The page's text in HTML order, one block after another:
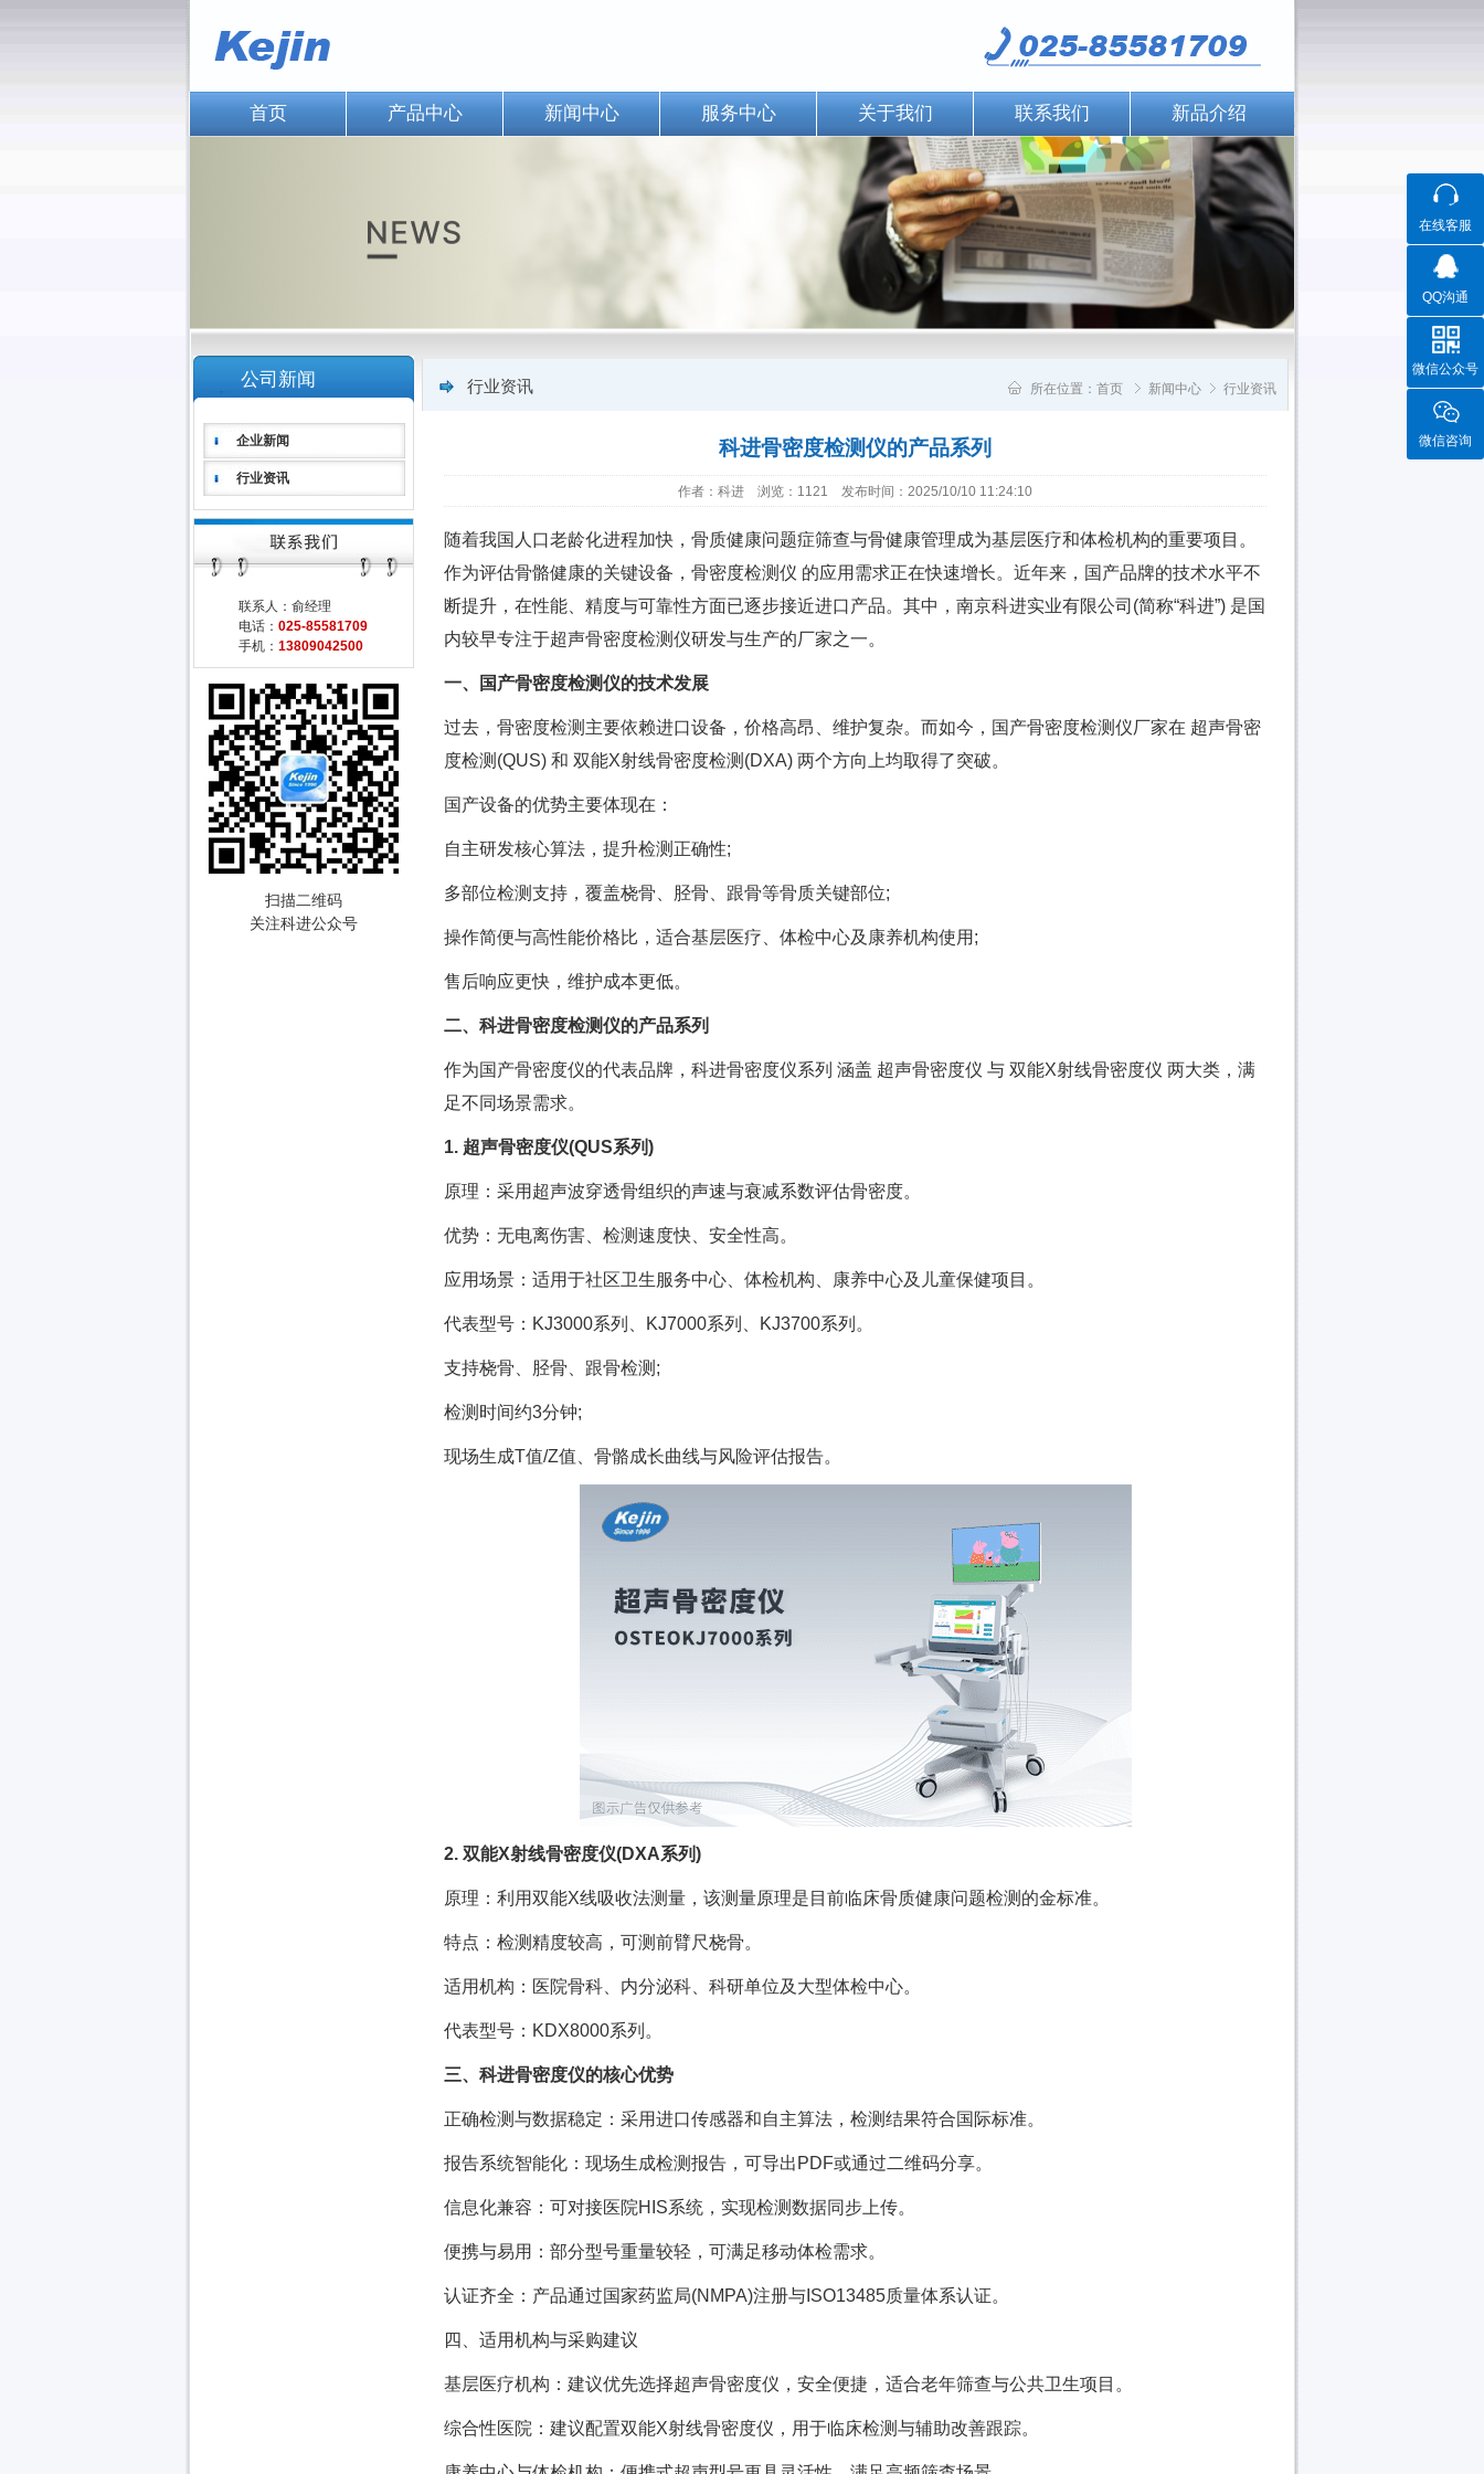
首页 产品中心 新闻中心 服务中心 关于我们 联系我们 新品介绍
公司新闻
企业新闻
行业资讯
联系人：俞经理
电话： 025-85581709
手机： 13809042500
扫描二维码
关注科进公众号
行业资讯 所在位置： 首页 新闻中心 行业资讯
科进骨密度检测仪的产品系列
作者：科进 浏览：1121 发布时间：2025/10/10 11:24:10
随着我国人口老龄化进程加快，骨质健康问题症筛查与骨健康管理成为基层医疗和体检机构的重要项目。
作为评估骨骼健康的关键设备，骨密度检测仪 的应用需求正在快速增长。近年来，国产品牌的技术水平不
断提升，在性能、精度与可靠性方面已逐步接近进口产品。其中，南京科进实业有限公司(简称“科进”) 是国
内较早专注于超声骨密度检测仪研发与生产的厂家之一。
一、国产骨密度检测仪的技术发展
过去，骨密度检测主要依赖进口设备，价格高昂、维护复杂。而如今，国产骨密度检测仪厂家在 超声骨密
度检测(QUS) 和 双能X射线骨密度检测(DXA) 两个方向上均取得了突破。
国产设备的优势主要体现在：
自主研发核心算法，提升检测正确性;
多部位检测支持，覆盖桡骨、胫骨、跟骨等骨质关键部位;
操作简便与高性能价格比，适合基层医疗、体检中心及康养机构使用;
售后响应更快，维护成本更低。
二、科进骨密度检测仪的产品系列
作为国产骨密度仪的代表品牌，科进骨密度仪系列 涵盖 超声骨密度仪 与 双能X射线骨密度仪 两大类，满
足不同场景需求。
1. 超声骨密度仪(QUS系列)
原理：采用超声波穿透骨组织的声速与衰减系数评估骨密度。
优势：无电离伤害、检测速度快、安全性高。
应用场景：适用于社区卫生服务中心、体检机构、康养中心及儿童保健项目。
代表型号：KJ3000系列、KJ7000系列、KJ3700系列。
支持桡骨、胫骨、跟骨检测;
检测时间约3分钟;
现场生成T值/Z值、骨骼成长曲线与风险评估报告。
2. 双能X射线骨密度仪(DXA系列)
原理：利用双能X线吸收法测量，该测量原理是目前临床骨质健康问题检测的金标准。
特点：检测精度较高，可测前臂尺桡骨。
适用机构：医院骨科、内分泌科、科研单位及大型体检中心。
代表型号：KDX8000系列。
三、科进骨密度仪的核心优势
正确检测与数据稳定：采用进口传感器和自主算法，检测结果符合国际标准。
报告系统智能化：现场生成检测报告，可导出PDF或通过二维码分享。
信息化兼容：可对接医院HIS系统，实现检测数据同步上传。
便携与易用：部分型号重量较轻，可满足移动体检需求。
认证齐全：产品通过国家药监局(NMPA)注册与ISO13485质量体系认证。
四、适用机构与采购建议
基层医疗机构：建议优先选择超声骨密度仪，安全便捷，适合老年筛查与公共卫生项目。
综合性医院：建议配置双能X射线骨密度仪，用于临床检测与辅助改善跟踪。
在线客服
QQ沟通
微信公众号
微信咨询